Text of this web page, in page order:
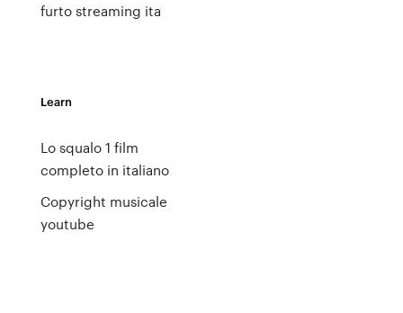
furto streaming ita
Learn
Lo squalo 1 film
completo in italiano
Copyright musicale
youtube